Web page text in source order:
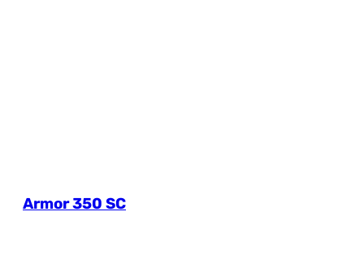
Armor 350 SC